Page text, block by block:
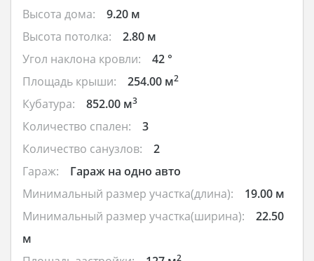
Высота дома:
9.20 м
Высота потолка:
2.80 м
Угол наклона кровли:
42 °
Площадь крыши:
254.00 м2
Кубатура: 852.00 м3
Количество спален:
3
Количество санузлов:
2
Гараж:
Гараж на одно авто
Минимальный размер участка(длина):
19.00 м
Минимальный размер участка(ширина):
22.50
м
2